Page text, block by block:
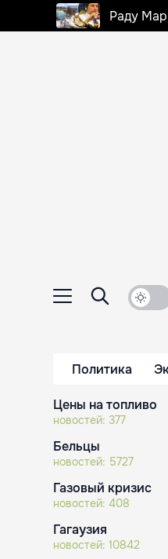
Раду
Политика
Цены на топливо
новостей: 377
Бельцы
новостей: 5727
Газовый кризис
новостей: 408
Гагаузия
новостей: 10842